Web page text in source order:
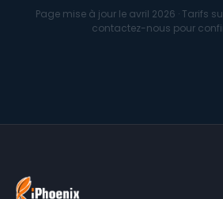
Page mise à jour le avril 2026 · Tarifs
contactez-nous pour